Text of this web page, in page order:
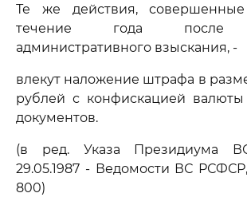
Те же действия,
течение года после
административного взыскания, -
влекут наложение штрафа в
рублей с конфискацией
документов.
(в ред. Указа Президиума
29.05.1987 - Ведомости ВС РСФСР,
800)